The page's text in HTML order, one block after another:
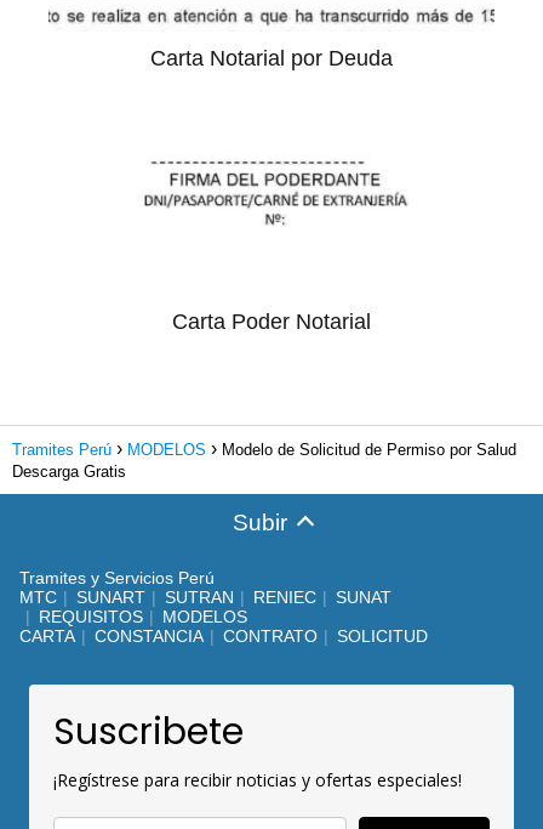
Carta Notarial por Deuda
Carta Poder Notarial
Tramites Perú MODELOS
Modelo de Solicitud de Permiso por Salud
Descarga Gratis
Subir
Tramites y Servicios Perú
MTC
SUNART SUTRAN RENIEC
SUNAT
REQUISITOS
MODELOS
CARTA
CONSTANCIA CONTRATO SOLICITUD
Suscribete
¡Regístrese para recibir noticias y ofertas especiales!